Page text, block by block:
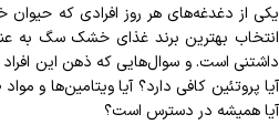
یکی از دغدغه‌های هر روز افرادی که
انتخاب بهترین برند غذای خشک سگ به
داشتنی است. و سوال‌هایی که ذهن این
آیا پروتئین کافی دارد؟ آیا ویتامین‌ها و
آیا همیشه در دسترس است؟